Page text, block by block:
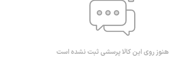
هنوز روی این کالا پرسشی ثبت نشده است